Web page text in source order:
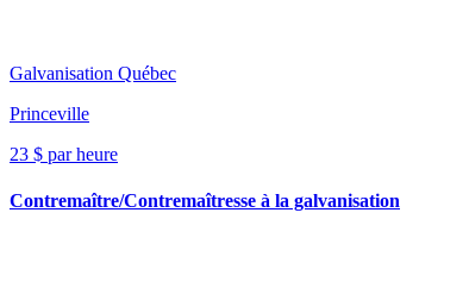
Galvanisation Québec
Princeville
23 $ par heure
Contremaître/Contremaîtresse à la galvanisation